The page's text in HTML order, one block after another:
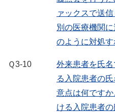
ァックスで送
別の医療機関
のように対処す
Ｑ3-10
外来患者を氏
る入院患者の
意点は何です
ける入院患者